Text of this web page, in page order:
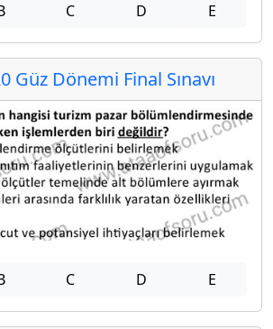
C D E
Güz Dönemi Final Sınavı
C D E